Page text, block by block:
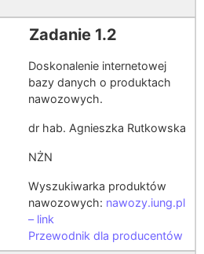
Zadanie 1.2
Doskonalenie internetowej
bazy danych o produktach
nawozowych.
dr hab. Agnieszka Rutkowska
NŻN
Wyszukiwarka produktów
nawozowych: nawozy.iung.pl
– link
Przewodnik dla producentów